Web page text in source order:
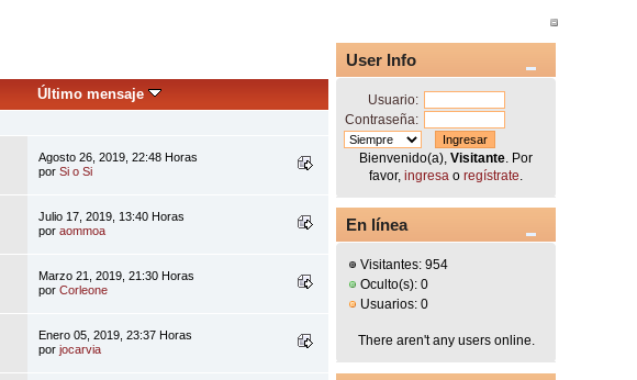
Último mensaje
Agosto 26, 2019, 22:48 Horas
porSi o Si
Julio 17, 2019, 13:40 Horas
poraommoa
Marzo 21, 2019, 21:30 Horas
porCorleone
Enero 05, 2019, 23:37 Horas
porjocarvia
User Info
Usuario:
Contraseña:
Bienvenido(a),Visitante . Por
favor,ingresa oregístrate
En línea
Visitantes: 954
Oculto(s): 0
Usuarios: 0
There aren't any users online.